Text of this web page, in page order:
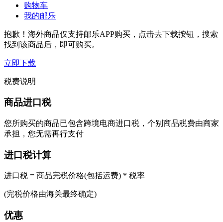
购物车
我的邮乐
抱歉！海外商品仅支持邮乐APP购买，点击去下载按钮，搜索
找到该商品后，即可购买。
立即下载
税费说明
商品进口税
您所购买的商品已包含跨境电商进口税，个别商品税费由商家
承担，您无需再行支付
进口税计算
进口税 = 商品完税价格(包括运费) * 税率
(完税价格由海关最终确定)
优惠